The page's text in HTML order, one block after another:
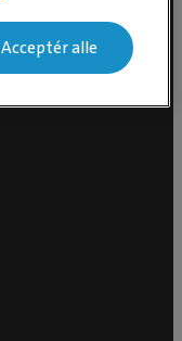
Acceptér alle